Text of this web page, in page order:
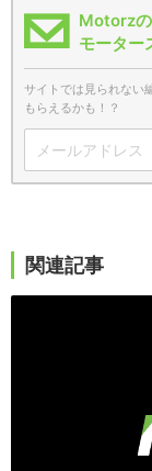
Motorz
モーター
サイトでは見られない
もらえるかも！？
関連記事